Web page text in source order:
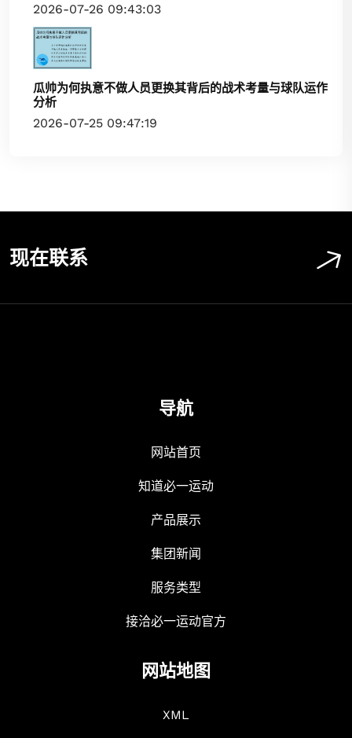
2026-07-26 09:43:03
瓜帅为何执意不做人员更换其背后的战术考量与球队运作
分析
2026-07-25 09:47:19
现在联系
导航
网站首页
知道必一运动
产品展示
集团新闻
服务类型
接洽必一运动官方
网站地图
XML